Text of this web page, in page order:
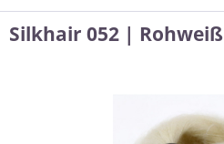
Silkhair 052 | Rohweiß